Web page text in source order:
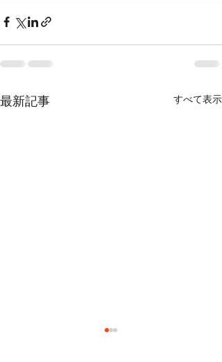
最新記事 すべて表示